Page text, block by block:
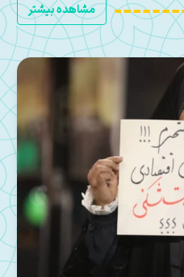
مشاهده بیشتر